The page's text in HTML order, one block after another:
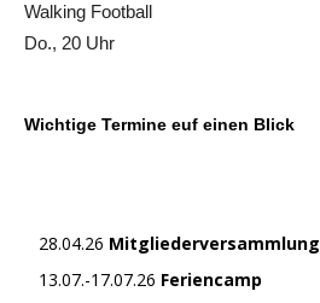
Walking Football
Do., 20 Uhr
Wichtige Termine euf einen Blick
28.04.26 Mitgliederversammlung
13.07.-17.07.26 Feriencamp